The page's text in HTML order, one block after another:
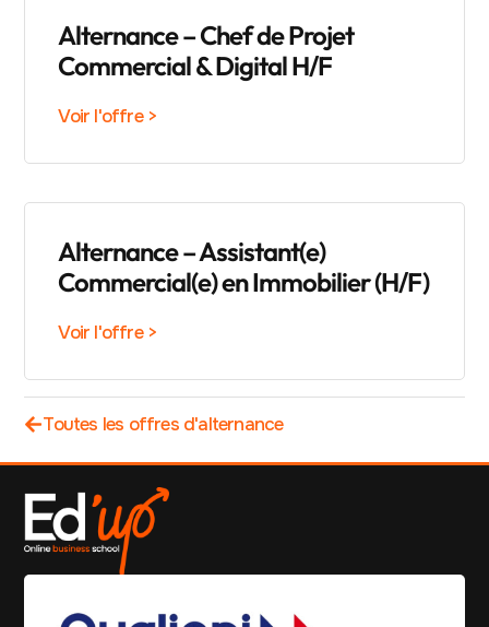
Alternance – Chef de Projet
Commercial & Digital H/F
Voir l'offre >
Alternance – Assistant(e)
Commercial(e) en Immobilier (H/F)
Voir l'offre >
Toutes les offres d'alternance